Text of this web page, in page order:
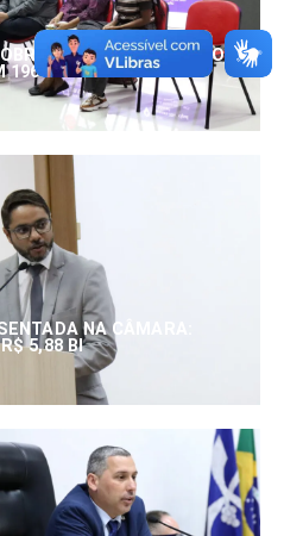
EDUARDO SERRANO,
1960
NA CÂMARA:
5,88 BI